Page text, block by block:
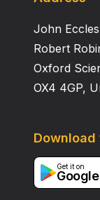
John
Robert
Oxford
OX4 4GP,
Get it on